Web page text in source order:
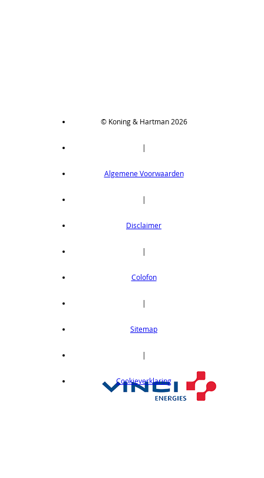
© Koning & Hartman 2026
|
Algemene Voorwaarden
|
Disclaimer
|
Colofon
|
Sitemap
|
Cookieverklaring